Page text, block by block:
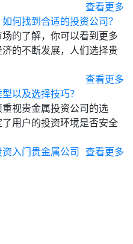
查看更多
何找到合适的投资公司？
的了解，你可以看到更多
的不断发展，人们选择贵
查看更多
以及选择技巧？
视贵金属投资公司的选
用户的投资环境是否安全
入门贵金属公司
查看更多